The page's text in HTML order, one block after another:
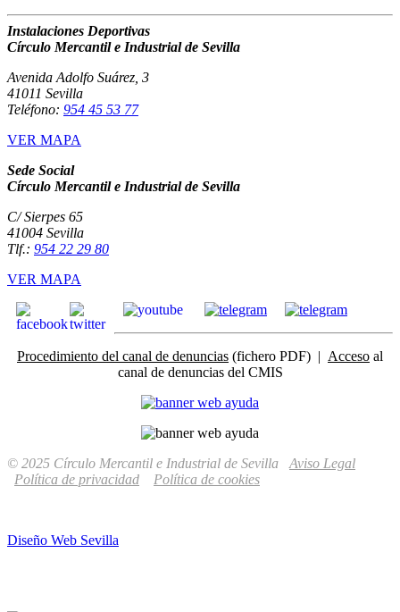
Instalaciones Deportivas
Círculo Mercantil e Industrial de Sevilla
Avenida Adolfo Suárez, 3
41011 Sevilla
Teléfono: 954 45 53 77
VER MAPA
Sede Social
Círculo Mercantil e Industrial de Sevilla
C/ Sierpes 65
41004 Sevilla
Tlf.: 954 22 29 80
VER MAPA
Procedimiento del canal de denuncias (fichero PDF) | Acceso al
canal de denuncias del CMIS
© 2025 Círculo Mercantil e Industrial de Sevilla Aviso Legal
Política de privacidad
Política de cookies
Diseño Web Sevilla